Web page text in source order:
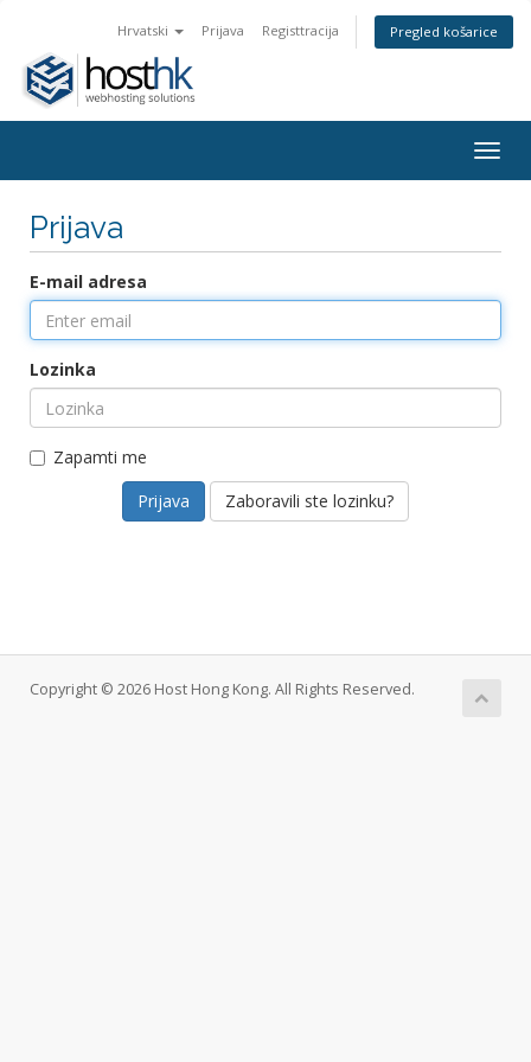
Hrvatski Prijava Registtracija Pregled košarice
Prijava
E-mail adresa
Lozinka
Zapamti me
Zaboravili ste lozinku?
Copyright © 2026 Host Hong Kong. All Rights Reserved.